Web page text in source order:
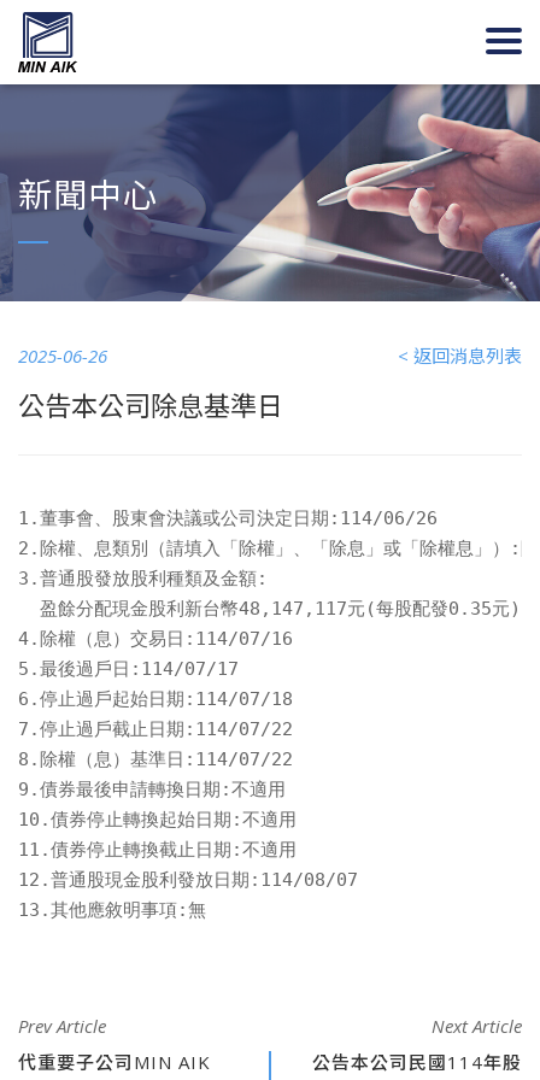
新聞中心
2025-06-26 < 返回消息列表
公告本公司除息基準日
1.董事會、股東會決議或公司決定日期:114/06/26
2.除權、息類別（請填入「除權」、「除息」或「除權息」）:
3.普通股發放股利種類及金額:
  盈餘分配現金股利新台幣48,147,117元(每股配發0.35元)
4.除權（息）交易日:114/07/16
5.最後過戶日:114/07/17
6.停止過戶起始日期:114/07/18
7.停止過戶截止日期:114/07/22
8.除權（息）基準日:114/07/22
9.債券最後申請轉換日期:不適用
10.債券停止轉換起始日期:不適用
11.債券停止轉換截止日期:不適用
12.普通股現金股利發放日期:114/08/07
13.其他應敘明事項:無
Prev Article
代重要子公司MIN AIK
Next Article
公告本公司民國114年股